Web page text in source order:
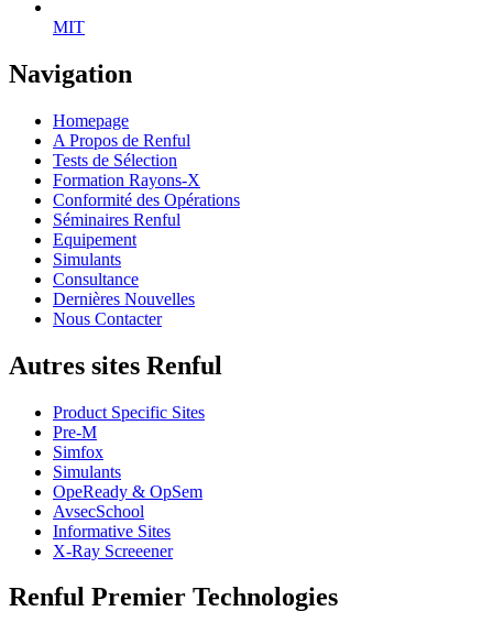
MIT
Navigation
Homepage
A Propos de Renful
Tests de Sélection
Formation Rayons-X
Conformité des Opérations
Séminaires Renful
Equipement
Simulants
Consultance
Dernières Nouvelles
Nous Contacter
Autres sites Renful
Product Specific Sites
Pre-M
Simfox
Simulants
OpeReady & OpSem
AvsecSchool
Informative Sites
X-Ray Screeener
Renful Premier Technologies